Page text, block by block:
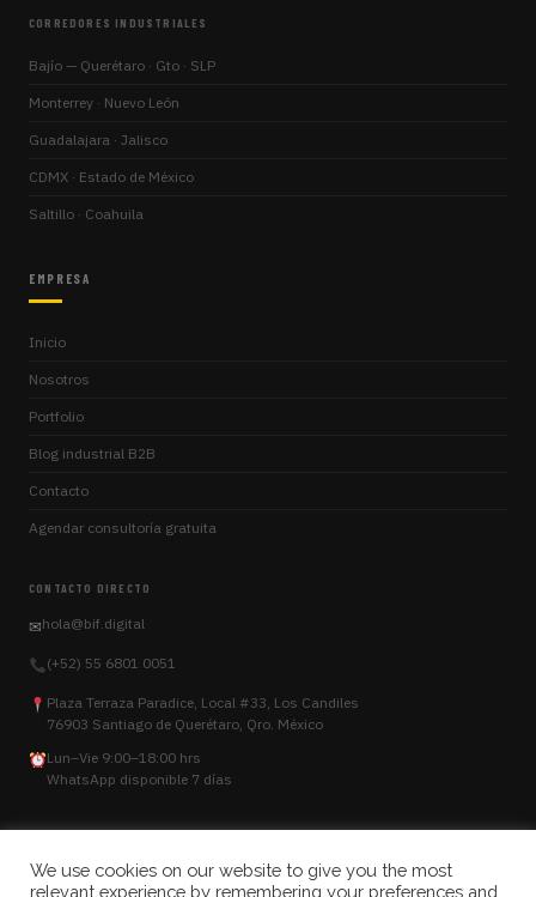
We use cookies on our website to give you the most
relevant experience by remembering your preferences and
CORREDORES INDUSTRIALES
Bajío — Querétaro · Gto · SLP
Monterrey · Nuevo León
Guadalajara · Jalisco
CDMX · Estado de México
Saltillo · Coahuila
EMPRESA
Inicio
Nosotros
Portfolio
Blog industrial B2B
Contacto
Agendar consultoría gratuita
CONTACTO DIRECTO
✉hola@bif.digital
(+52) 55 6801 0051
Plaza Terraza Paradice, Local #33, Los Candiles
76903 Santiago de Querétaro, Qro. México
Lun–Vie 9:00–18:00 hrs
WhatsApp disponible 7 días